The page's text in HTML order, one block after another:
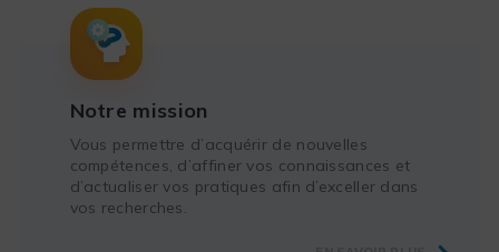
Notre mission
Vous permettre d’acquérir de nouvelles
compétences, d’affiner vos connaissances et
d’actualiser vos pratiques afin d’exceller dans
vos recherches.